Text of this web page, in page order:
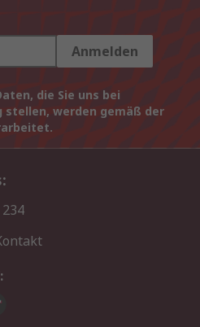
Anmelden
die Sie uns bei
stellen, werden gemäß der